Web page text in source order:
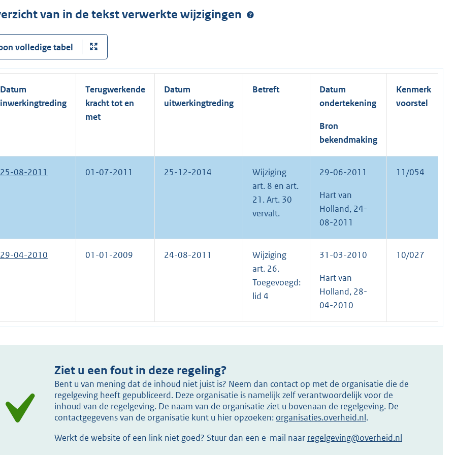
van in de tekst verwerkte wijzigingen
volledige tabel
Datum
inwerkingtreding
Terugwerkende
kracht tot en
met
Datum
uitwerkingtreding
Betreft
Datum
ondertekening
Bron
bekendmaking
Kenmerk
voorstel
25-08-2011 01-07-2011 25-12-2014
Wijziging
art. 8 en art.
21. Art. 30
vervalt.
29-06-2011
Hart van
Holland, 24-
08-2011
11/054
29-04-2010 01-01-2009 24-08-2011
Wijziging
art. 26.
Toegevoegd:
lid 4
31-03-2010
Hart van
Holland, 28-
04-2010
10/027
Ziet u een fout in deze regeling?
Bent u van mening dat de inhoud niet juist is? Neem dan contact op met de organisatie die de
regelgeving heeft gepubliceerd. Deze organisatie is namelijk zelf verantwoordelijk voor de
inhoud van de regelgeving. De naam van de organisatie ziet u bovenaan de regelgeving. De
contactgegevens van de organisatie kunt u hier opzoeken: organisaties.overheid.nl.
Werkt de website of een link niet goed? Stuur dan een e-mail naar regelgeving@overheid.nl